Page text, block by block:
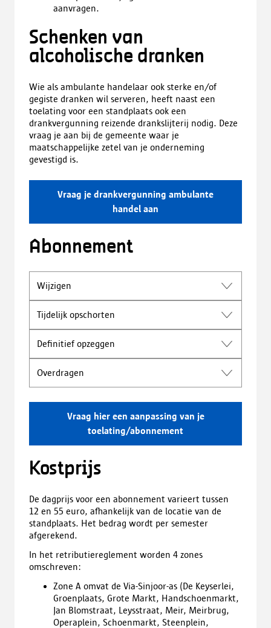
aanvragen.
Schenken van
alcoholische dranken
Wie als ambulante handelaar ook sterke en/of
gegiste dranken wil serveren, heeft naast een
toelating voor een standplaats ook een
drankvergunning reizende drankslijterij nodig. Deze
vraag je aan bij de gemeente waar je
maatschappelijke zetel van je onderneming
gevestigd is.
Vraag je drankvergunning ambulante
handel aan
Abonnement
Wijzigen
Tijdelijk opschorten
Definitief opzeggen
Overdragen
Vraag hier een aanpassing van je
toelating/abonnement
Kostprijs
De dagprijs voor een abonnement varieert tussen
12 en 55 euro, afhankelijk van de locatie van de
standplaats. Het bedrag wordt per semester
afgerekend.
In het retributiereglement worden 4 zones
omschreven:
Zone A omvat de Via-Sinjoor-as (De Keyserlei,
Groenplaats, Grote Markt, Handschoenmarkt,
Jan Blomstraat, Leysstraat, Meir, Meirbrug,
Operaplein, Schoenmarkt, Steenplein,